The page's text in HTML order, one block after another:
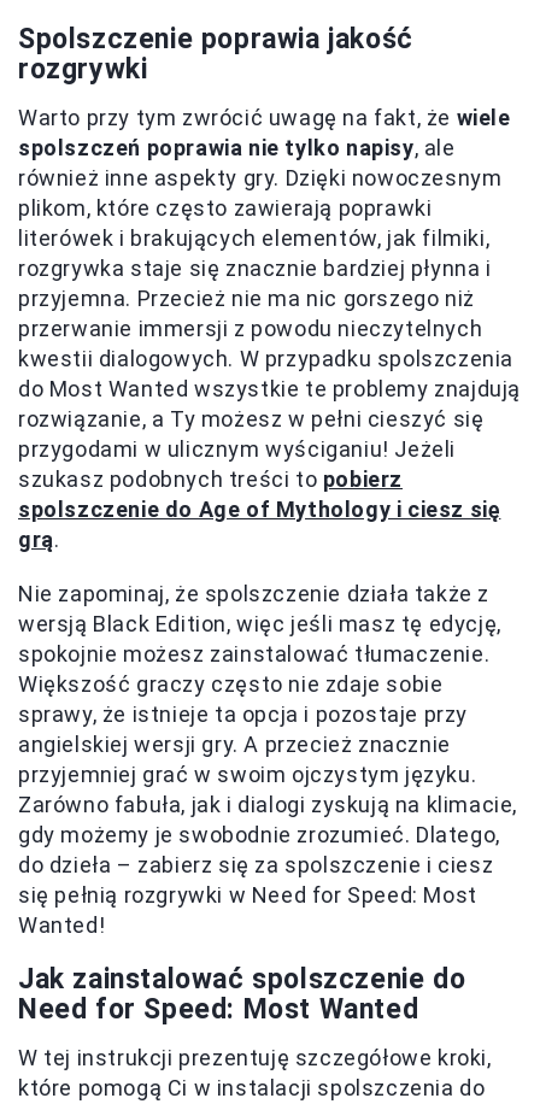
Spolszczenie poprawia jakość
rozgrywki
Warto przy tym zwrócić uwagę na fakt, że wiele
spolszczeń poprawia nie tylko napisy, ale
również inne aspekty gry. Dzięki nowoczesnym
plikom, które często zawierają poprawki
literówek i brakujących elementów, jak filmiki,
rozgrywka staje się znacznie bardziej płynna i
przyjemna. Przecież nie ma nic gorszego niż
przerwanie immersji z powodu nieczytelnych
kwestii dialogowych. W przypadku spolszczenia
do Most Wanted wszystkie te problemy znajdują
rozwiązanie, a Ty możesz w pełni cieszyć się
przygodami w ulicznym wyściganiu! Jeżeli
szukasz podobnych treści to pobierz
spolszczenie do Age of Mythology i ciesz się
grą.
Nie zapominaj, że spolszczenie działa także z
wersją Black Edition, więc jeśli masz tę edycję,
spokojnie możesz zainstalować tłumaczenie.
Większość graczy często nie zdaje sobie
sprawy, że istnieje ta opcja i pozostaje przy
angielskiej wersji gry. A przecież znacznie
przyjemniej grać w swoim ojczystym języku.
Zarówno fabuła, jak i dialogi zyskują na klimacie,
gdy możemy je swobodnie zrozumieć. Dlatego,
do dzieła – zabierz się za spolszczenie i ciesz
się pełnią rozgrywki w Need for Speed: Most
Wanted!
Jak zainstalować spolszczenie do
Need for Speed: Most Wanted
W tej instrukcji prezentuję szczegółowe kroki,
które pomogą Ci w instalacji spolszczenia do